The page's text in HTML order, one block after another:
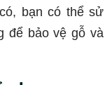
bạn có thể sử
để bảo vệ gỗ và